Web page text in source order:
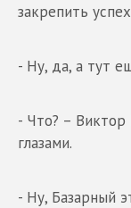
закрепить
- Ну, да, а тут
- Что? – Виктор
глазами.
- Ну, Базарный